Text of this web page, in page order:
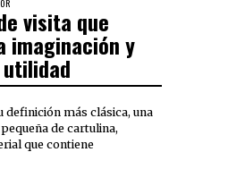
visita que
imaginación y
definición más clásica, una
de cartulina,
que contiene